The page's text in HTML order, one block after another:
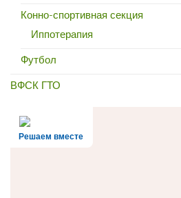
Конно-спортивная секция
Иппотерапия
Футбол
ВФСК ГТО
Решаем вместе